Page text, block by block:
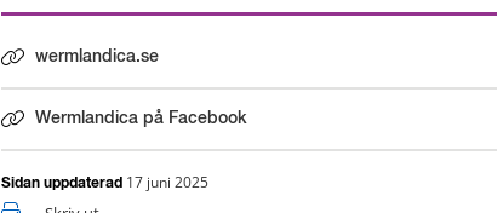
wermlandica.se
Länk till annan webbplats.
Wermlandica på Facebook
Länk till annan webbplats.
Sidan uppdaterad 17 juni 2025